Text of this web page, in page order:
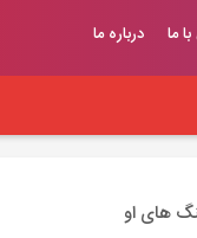
ما درباره ما
های او